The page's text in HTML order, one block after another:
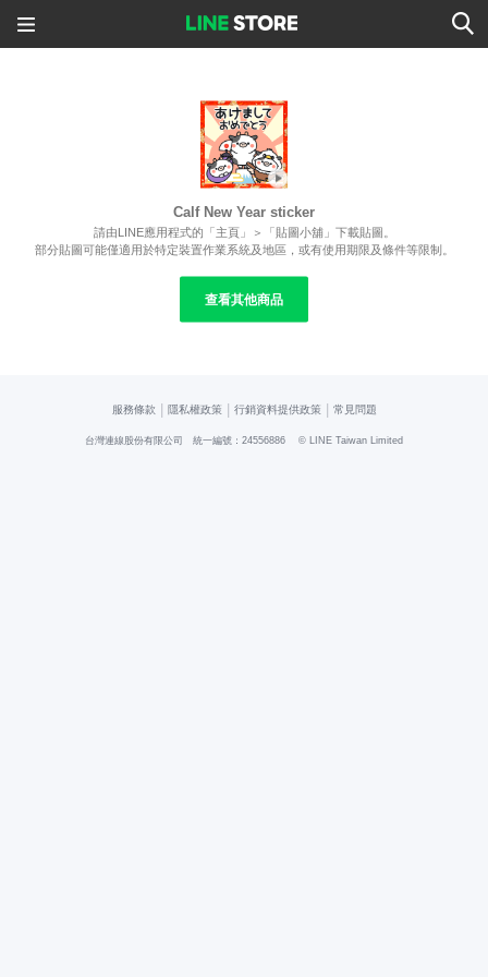
Calf New Year sticker
請由LINE應用程式的「主頁」＞「貼圖小舖」下載貼圖。
部分貼圖可能僅適用於特定裝置作業系統及地區，或有使用期限及條件等限制。
查看其他商品
服務條款 隱私權政策 行銷資料提供政策 常見問題
台灣連線股份有限公司 統一編號：24556886 © LINE Taiwan Limited